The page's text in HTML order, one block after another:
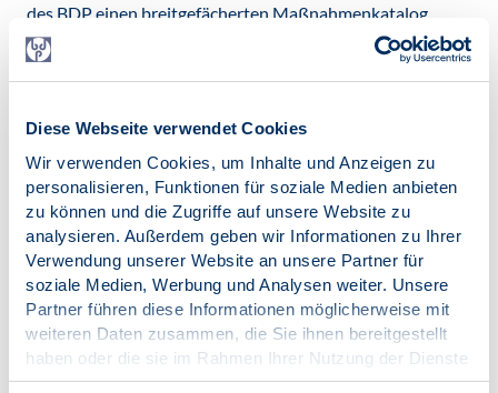
Diese Webseite verwendet Cookies
Wir verwenden Cookies, um Inhalte und Anzeigen zu
personalisieren, Funktionen für soziale Medien anbieten
zu können und die Zugriffe auf unsere Website zu
analysieren. Außerdem geben wir Informationen zu Ihrer
Verwendung unserer Website an unsere Partner für
soziale Medien, Werbung und Analysen weiter. Unsere
Partner führen diese Informationen möglicherweise mit
weiteren Daten zusammen, die Sie ihnen bereitgestellt
haben oder die sie im Rahmen Ihrer Nutzung der Dienste
gesammelt haben.
des BDP einen breitgefächerten Maßnahmenkatalog,
welcher unter der Devise: „Aufrechterhaltung und Ausbau
vorhandener Strukturen sowie Umsetzung gezielter
weiterer Maßnahmen“ zu fassen ist: Präventionen durch
Aufklärungskampagnen mittels Online-Plattformen und
Werbespots, Schutz vor Fake News, Ausbau pädagogisch-
schulischer Hilfen, Ausbau digitaler Angebote, Ausbau
ambulanter psychotherapeutischer
Behandlungsmöglichkeiten und vor allem aufsuchender
Angebote (d. h. aktive Kontaktaufnahme für Jugendliche,
Seniorinnen und Senioren).
In der politischen Kommunikation sollte dabei stets auf
eine Sprache der Empathie und des Ernstnehmens im